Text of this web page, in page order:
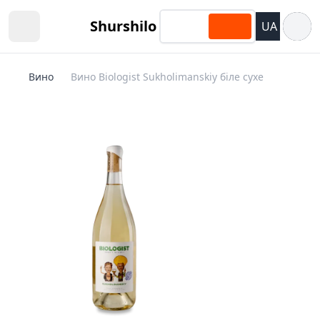
Shurshilo UA
Вино Вино Biologist Sukholimanskiy біле сухе